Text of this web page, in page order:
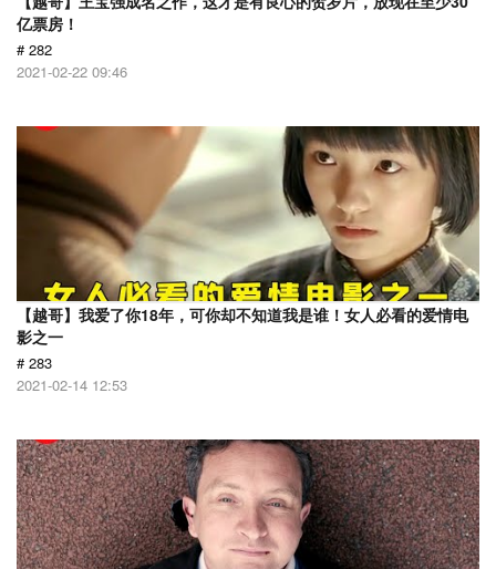
亿票房！
# 282
2021-02-22 09:46
【越哥】我爱了你18年，可你却不知道我是谁！女人必看的爱情电
影之一
# 283
2021-02-14 12:53